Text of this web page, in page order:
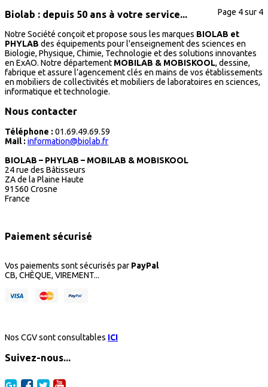
Page 4 sur 4
Biolab : depuis 50 ans à votre service...
Notre Société conçoit et propose sous les marques BIOLAB et
PHYLAB des équipements pour l'enseignement des sciences en
Biologie, Physique, Chimie, Technologie et des solutions innovantes
en ExAO. Notre département MOBILAB & MOBISKOOL, dessine,
fabrique et assure l’agencement clés en mains de vos établissements
en mobiliers de collectivités et mobiliers de laboratoires en sciences,
informatique et technologie.
Nous contacter
Téléphone : 01.69.49.69.59
Mail : information@biolab.fr
BIOLAB – PHYLAB – MOBILAB & MOBISKOOL
24 rue des Bâtisseurs
ZA de la Plaine Haute
91560 Crosne
France
Paiement sécurisé
Vos paiements sont sécurisés par PayPal
CB, CHÈQUE, VIREMENT...
Nos CGV sont consultables ICI
Suivez-nous...